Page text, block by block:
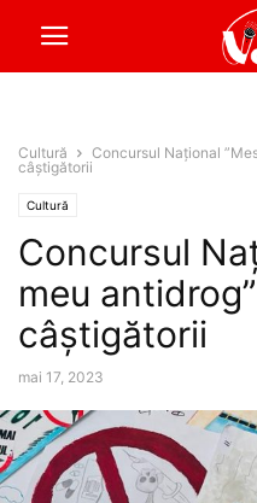
Cultură
Concursul Național
câștigătorii
Cultură
Concursul
meu
câștigătorii
mai 17, 2023